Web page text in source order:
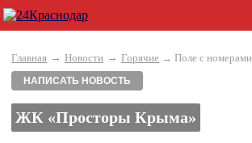
Главная → Новости → Горячие → Поле с
НАПИСАТЬ НОВОСТЬ
ЖК «Просторы Крыма»